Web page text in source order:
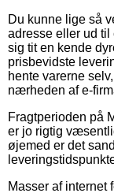
Du kunne lige så
adresse eller ud til
sig tit en kende
prisbevidste
hente varerne
nærheden af e-
Fragtperioden på
er jo rigtig
øjemed er det
Masser af internet